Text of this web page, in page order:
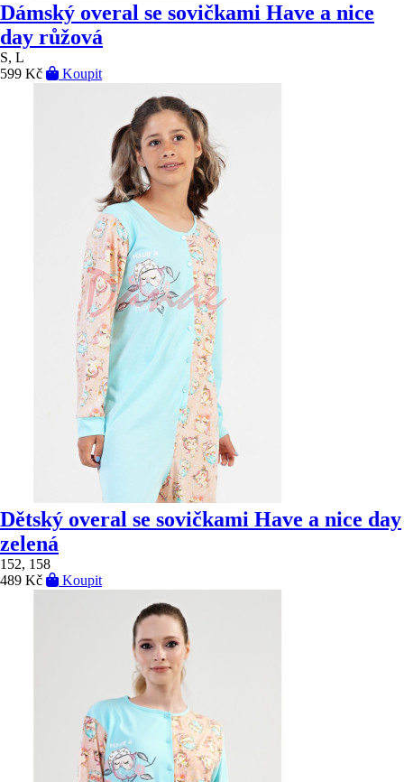
Dámský overal se sovičkami Have a nice
day růžová
S, L
599 Kč
Koupit
Dětský overal se sovičkami Have a nice day
zelená
152, 158
489 Kč
Koupit